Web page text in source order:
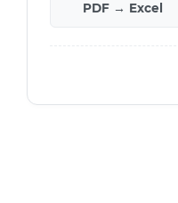
PDF → Excel